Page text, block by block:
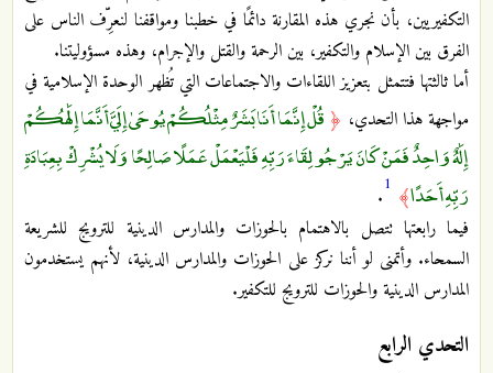
التكفيريين، بأن نجري هذه المقارنة دائمًا في خطبنا ومواقفنا لنعرِّف الناس على
الفرق بين الإسلام والتكفير، بين الرحمة والقتل والإجرام، وهذه مسؤوليتنا.
أما ثالثتها فتتمثل بتعزيز اللقاءات والاجتماعات التي تُظهر الوحدة الإسلامية في
مواجهة هذا التحدي، ﴿ قُلْ إِنَّمَا أَنَا بَشَرٌ مِثْلُكُمْ يُوحَىٰ إِلَيَّ أَنَّمَا إِلَٰهُكُمْ
إِلَٰهٌ وَاحِدٌ فَمَنْ كَانَ يَرْجُو لِقَاءَ رَبِّهِ فَلْيَعْمَلْ عَمَلًا صَالِحًا وَلَا يُشْرِكْ بِعِبَادَةِ
رَبِّهِ أَحَدًا﴾ 1
.
فيما رابعتها تتصل بالاهتمام بالحوزات والمدارس الدينية للترويج للشريعة
السمحاء. وأتمنى لو أننا نركز على الحوزات والمدارس الدينية، لأنهم يستخدمون
المدارس الدينية والحوزات للترويج للتكفير.
التحدي الرابع